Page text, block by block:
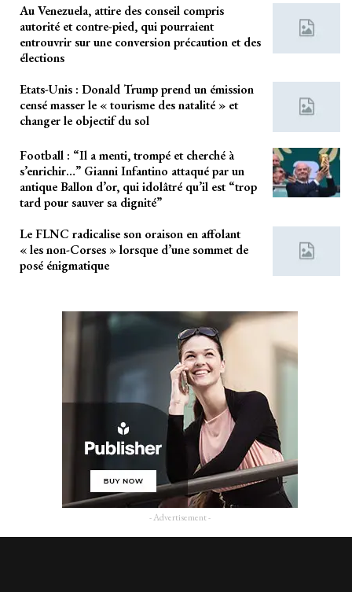
Au Venezuela, attire des conseil compris
autorité et contre-pied, qui pourraient
entrouvrir sur une conversion précaution et des
élections
Etats-Unis : Donald Trump prend un émission
censé masser le « tourisme des natalité » et
changer le objectif du sol
Football : “Il a menti, trompé et cherché à
s’enrichir…” Gianni Infantino attaqué par un
antique Ballon d’or, qui idolâtré qu’il est “trop
tard pour sauver sa dignité”
Le FLNC radicalise son oraison en affolant
« les non-Corses » lorsque d’une sommet de
posé énigmatique
- Advertisement -